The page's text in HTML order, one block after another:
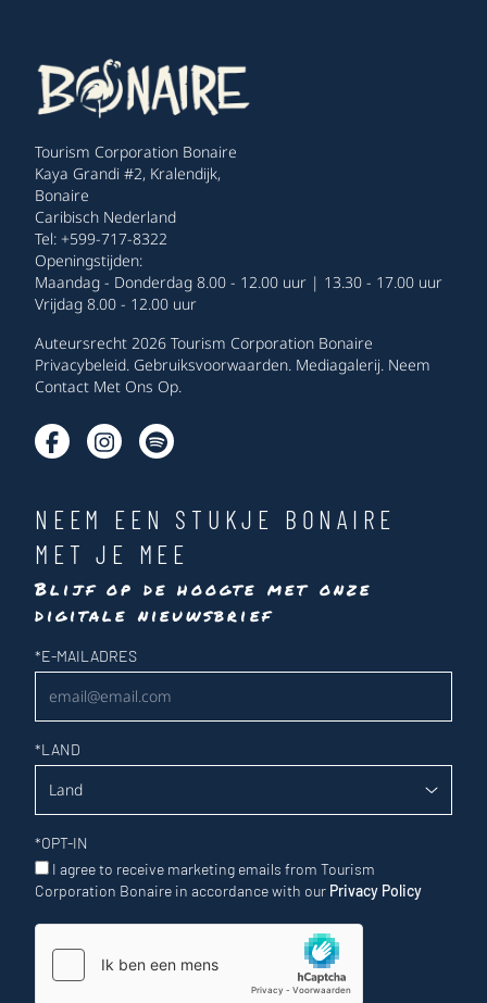
Tourism Corporation Bonaire
Kaya Grandi #2, Kralendijk,
Bonaire
Caribisch Nederland
Tel: +599-717-8322
Openingstijden:
Maandag - Donderdag 8.00 - 12.00 uur | 13.30 - 17.00 uur
Vrijdag 8.00 - 12.00 uur
Auteursrecht 2026 Tourism Corporation Bonaire
Privacybeleid. Gebruiksvoorwaarden. Mediagalerij. Neem
Contact Met Ons Op.
NEEM EEN STUKJE BONAIRE
MET JE MEE
Blijf op de hoogte met onze
digitale nieuwsbrief
Nieuwsbrief
*E-MAILADRES
*LAND
*OPT-IN
I agree to receive marketing emails from Tourism
Corporation Bonaire in accordance with our Privacy Policy